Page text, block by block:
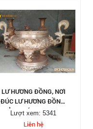
LƯ HƯƠNG ĐỒNG, NƠI
ĐÚC LƯ HƯƠNG ĐỒNG,
XƯỞNG ĐÚC LƯ HƯƠNG
ĐỒNG THEO YÊU CẦU.
Lượt xem: 5341
Liên hệ